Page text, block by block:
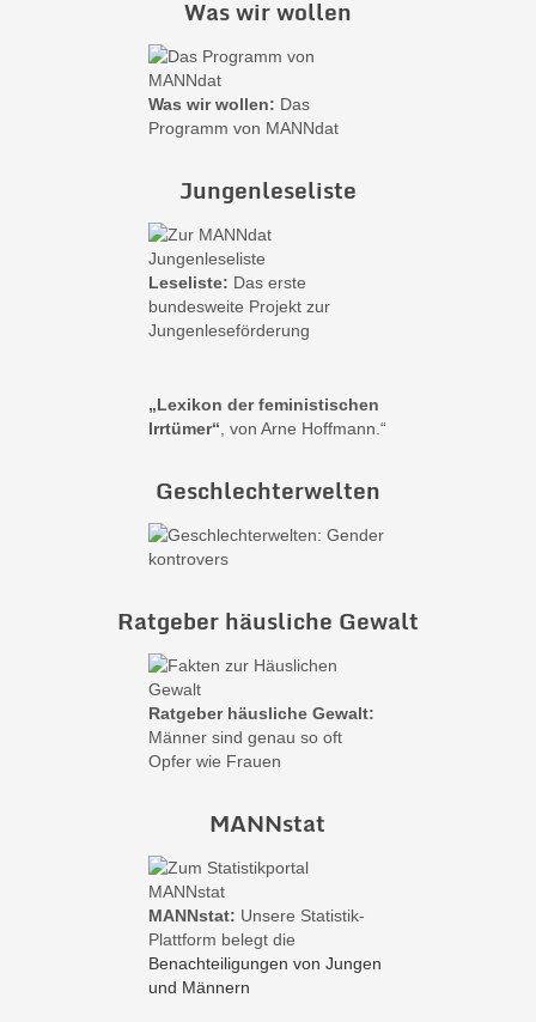
Was wir wollen
Was wir wollen: Das
Programm von MANNdat
Jungenleseliste
Leseliste: Das erste
bundesweite Projekt zur
Jungenleseförderung
„Lexikon der feministischen
Irrtümer“ , von Arne Hoffmann.“
Geschlechterwelten
Ratgeber häusliche Gewalt
Ratgeber häusliche Gewalt:
Männer sind genau so oft
Opfer wie Frauen
MANNstat
MANNstat: Unsere Statistik-
Plattform belegt die
Benachteiligungen von Jungen
und Männern